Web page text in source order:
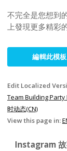
不完全是您想到
上發現更多精彩
編輯此模板
Edit Localized
Team Building
时动态(CN)
View this page in:
Instagram